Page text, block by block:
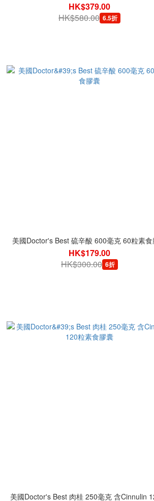
HK$379.00
HK$580.00 6.5折
美國Doctor's Best 硫辛酸 600毫克 60粒素
HK$179.00
HK$300.00 6折
美國Doctor's Best 肉桂 250毫克 含Cinnulin